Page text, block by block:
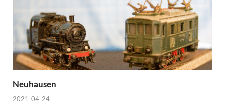
Neuhausen
2021-04-24